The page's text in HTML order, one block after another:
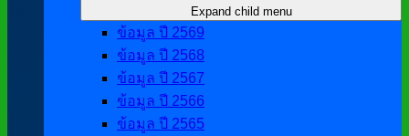
Expand child menu
ข้อมูล ปี 2569
ข้อมูล ปี 2568
ข้อมูล ปี 2567
ข้อมูล ปี 2566
ข้อมูล ปี 2565